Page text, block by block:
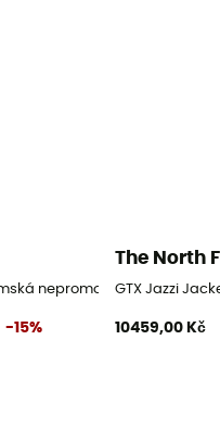
nepromokavá bunda
-15%
The North
GTX Jazzi
10459,00 Kč